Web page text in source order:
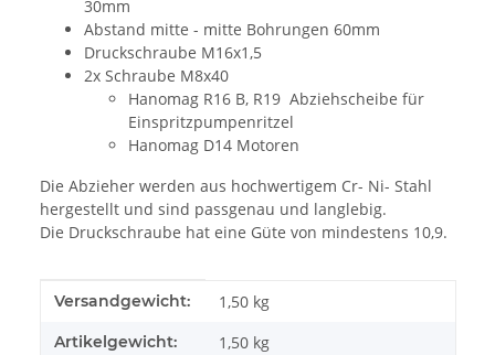
30mm
Abstand mitte - mitte Bohrungen 60mm
Druckschraube M16x1,5
2x Schraube M8x40
Hanomag R16 B, R19 Abziehscheibe für
Einspritzpumpenritzel
Hanomag D14 Motoren
Die Abzieher werden aus hochwertigem Cr- Ni- Stahl
hergestellt und sind passgenau und langlebig.
Die Druckschraube hat eine Güte von mindestens 10,9.
Produkteigenschaft
Wert
Versandgewicht: 1,50 kg
Artikelgewicht: 1,50 kg